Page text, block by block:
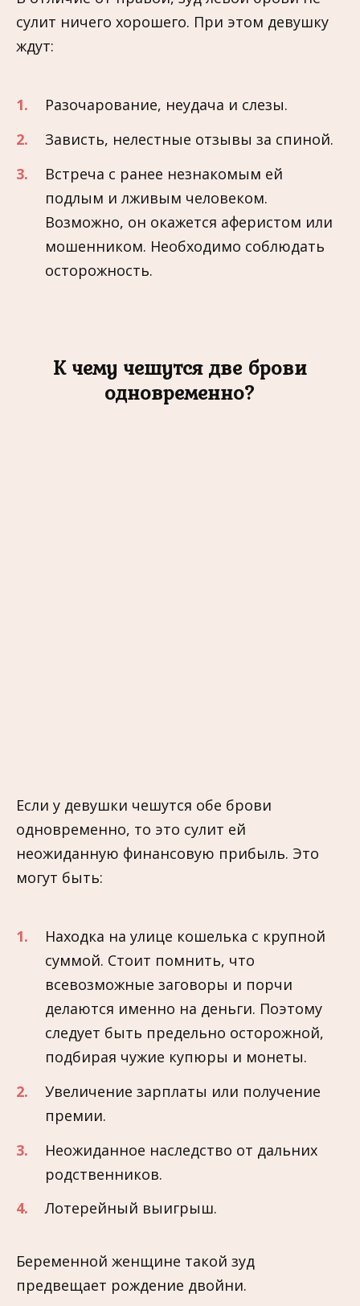
сулит ничего хорошего. При этом девушку
ждут:
Разочарование, неудача и слезы.
Зависть, нелестные отзывы за спиной.
Встреча с ранее незнакомым ей
подлым и лживым человеком.
Возможно, он окажется аферистом или
мошенником. Необходимо соблюдать
осторожность.
К чему чешутся две брови
одновременно?
Если у девушки чешутся обе брови
одновременно, то это сулит ей
неожиданную финансовую прибыль. Это
могут быть:
Находка на улице кошелька с крупной
суммой. Стоит помнить, что
всевозможные заговоры и порчи
делаются именно на деньги. Поэтому
следует быть предельно осторожной,
подбирая чужие купюры и монеты.
Увеличение зарплаты или получение
премии.
Неожиданное наследство от дальних
родственников.
Лотерейный выигрыш.
Беременной женщине такой зуд
предвещает рождение двойни.